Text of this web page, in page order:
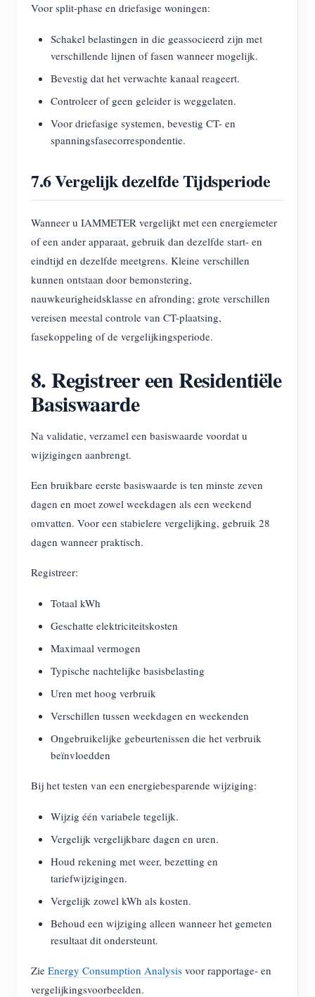
Voor split-phase en driefasige woningen:
Schakel belastingen in die geassocieerd zijn met
verschillende lijnen of fasen wanneer mogelijk.
Bevestig dat het verwachte kanaal reageert.
Controleer of geen geleider is weggelaten.
Voor driefasige systemen, bevestig CT- en
spanningsfasecorrespondentie.
7.6 Vergelijk dezelfde Tijdsperiode
Wanneer u IAMMETER vergelijkt met een energiemeter
of een ander apparaat, gebruik dan dezelfde start- en
eindtijd en dezelfde meetgrens. Kleine verschillen
kunnen ontstaan door bemonstering,
nauwkeurigheidsklasse en afronding; grote verschillen
vereisen meestal controle van CT-plaatsing,
fasekoppeling of de vergelijkingsperiode.
8. Registreer een Residentiële
Basiswaarde
Na validatie, verzamel een basiswaarde voordat u
wijzigingen aanbrengt.
Een bruikbare eerste basiswaarde is ten minste zeven
dagen en moet zowel weekdagen als een weekend
omvatten. Voor een stabielere vergelijking, gebruik 28
dagen wanneer praktisch.
Registreer:
Totaal kWh
Geschatte elektriciteitskosten
Maximaal vermogen
Typische nachtelijke basisbelasting
Uren met hoog verbruik
Verschillen tussen weekdagen en weekenden
Ongebruikelijke gebeurtenissen die het verbruik
beïnvloedden
Bij het testen van een energiebesparende wijziging:
Wijzig één variabele tegelijk.
Vergelijk vergelijkbare dagen en uren.
Houd rekening met weer, bezetting en
tariefwijzigingen.
Vergelijk zowel kWh als kosten.
Behoud een wijziging alleen wanneer het gemeten
resultaat dit ondersteunt.
Zie Energy Consumption Analysis voor rapportage- en
vergelijkingsvoorbeelden.